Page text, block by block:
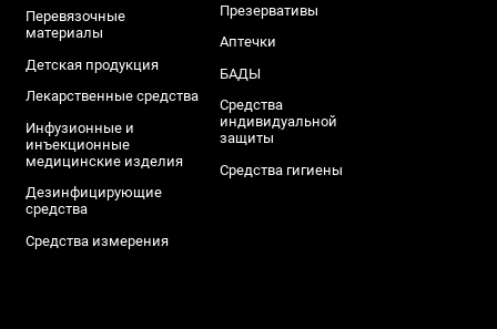
Перевязочные
материалы
Детская продукция
Лекарственные средства
Инфузионные и
инъекционные
медицинские изделия
Дезинфицирующие
средства
Средства измерения
Презервативы
Аптечки
БАДЫ
Средства
индивидуальной
защиты
Средства гигиены